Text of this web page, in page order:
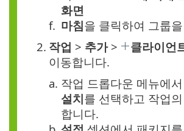
화면
f. 마침을 클릭하여 그룹
2. 작업 > 추가> 클라이언
이동합니다.
a. 작업 드롭다운 메뉴에서
설치를 선택하고 작업의
합니다.